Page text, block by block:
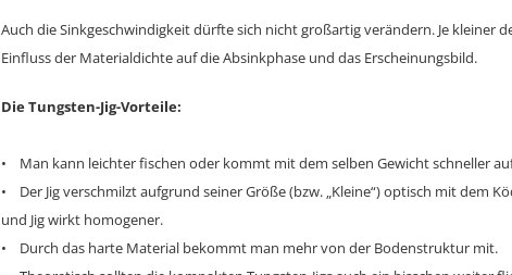
Auch die Sinkgeschwindigkeit dürfte sich nicht großartig verändern. Je kleiner
Einfluss der Materialdichte auf die Absinkphase und das Erscheinungsbild.
Die Tungsten-Jig-Vorteile:
• Man kann leichter fischen oder kommt mit dem selben Gewicht schneller
• Der Jig verschmilzt aufgrund seiner Größe (bzw. „Kleine“) optisch mit dem
und Jig wirkt homogener.
• Durch das harte Material bekommt man mehr von der Bodenstruktur mit.